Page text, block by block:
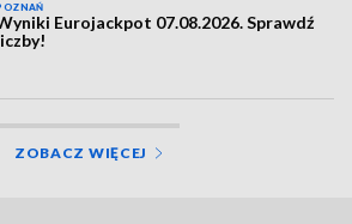
Eurojackpot 07.08.2026. Sprawdź
ZOBACZ WIĘCEJ